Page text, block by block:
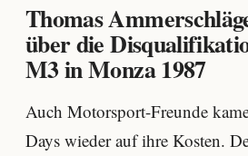
Thomas
über die
M3 in Monza 1987
Auch Motorsport-Freunde
Days wieder auf ihre Kosten.